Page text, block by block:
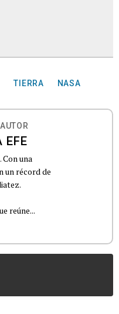
TIERRA
NASA
EFE
Con una
un récord de
reúne...